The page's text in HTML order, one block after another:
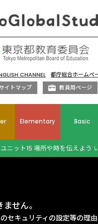
CHANNEL
都庁総合ホームペ
イトマップ
教員用ページ
Elementary Basic
せん。
セキュリティの設定等の理由